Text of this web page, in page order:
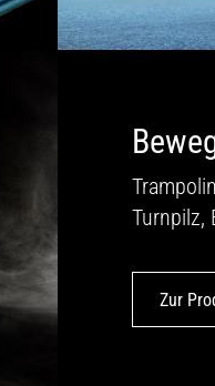
Turnpilz,
Zur